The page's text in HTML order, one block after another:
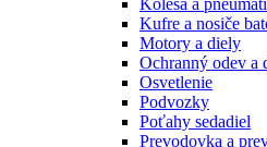
Kufre a nosiče
Motory a diely
Ochranný odev a
Osvetlenie
Podvozky
Poťahy sedadiel
Prevodovka a